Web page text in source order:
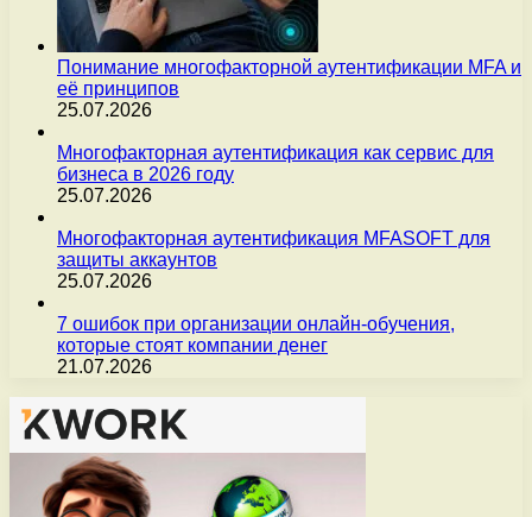
Понимание многофакторной аутентификации MFA и
её принципов
25.07.2026
Многофакторная аутентификация как сервис для
бизнеса в 2026 году
25.07.2026
Многофакторная аутентификация MFASOFT для
защиты аккаунтов
25.07.2026
7 ошибок при организации онлайн-обучения,
которые стоят компании денег
21.07.2026